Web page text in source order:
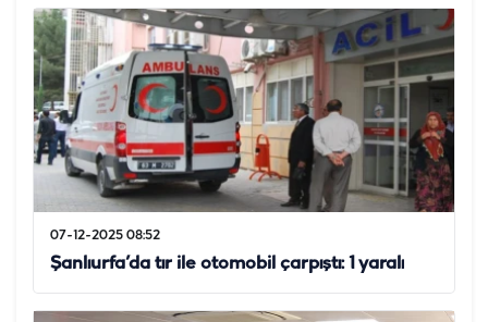
07-12-2025 08:52
Şanlıurfa’da tır ile otomobil çarpıştı: 1 yaralı